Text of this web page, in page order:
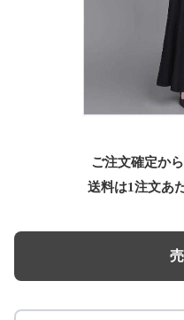
ご注文確定か
送料は1注文あ